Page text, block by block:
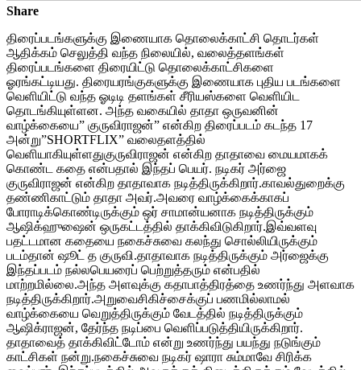
Share
திரைப்படங்களுக்கு இணையாக தொலைக்காட்சி தொடர்கள்
ஆதிக்கம் செலுத்தி வந்த நிலையில், வலைத்தளங்கள்
திரைப்படங்களை திரையிட்டு தொலைக்காட்சிகளை
ஓரங்கட்டியது. திரையரங்குகளுக்கு இணையாக புதிய படங்களை
வெளியிட்டு வந்த ஓடிடி தளங்கள் சீரியஸ்களை வெளியிட
தொடங்கியுள்ளன. அந்த வகையில் தாதா ஒருவனின்
வாழ்க்கையை” குருவிராஜன்” என்கிற திரைப்படம் கடந்த 17
அன்று”SHORTFLIX” வலைதளத்தில்
வெளியாகியுள்ளதுகுருவிராஜன் என்கிற தாதாவை மையமாகக்
கொண்ட கதை என்பதால் இந்தப் பெயர். நடிகர் அர்ஜை
குருவிராஜன் என்கிற தாதாவாக நடித்திருக்கிறார்.காவல்துறைக்கு
தண்ணிகாட்டும் தாதா அவர்.அவரை வாழ்க்கைக்காகப்
போராடிக்கொண்டிருக்கும் ஒர் சாமான்யனாக நடித்திருக்கும்
ஆஷிக்ஹுஷைன் ஒருகட்டத்தில் தாக்கிவிடுகிறார்.இவ்வளவு
பதட்டமான கதையை நகைச்சுவை கலந்து சொல்லியிருக்கும்
படம்தான் ஷூட் த குருவி.தாதாவாக நடித்திருக்கும் அர்ஜைக்கு
இந்தப்படம் நல்லபெயரைப் பெற்றுத்தரும் என்பதில்
மாற்றமில்லை.அந்த அளவுக்கு கதாபாத்திரத்தை உணர்ந்து அளவாக
நடித்திருக்கிறார்.அறுவைசிகிச்சைக்குப் பணமில்லாமல்
வாழ்க்கையை வெறுத்திருக்கும் வேடத்தில் நடித்திருக்கும்
ஆஷிக்ராஜன், தேர்ந்த நடிப்பை வெளிப்படுத்தியிருக்கிறார்.
தாதாவைத் தாக்கிவிட்டோம் என்று உணர்ந்து பயந்து நடுங்கும்
காட்சிகள் நன்று.நகைச்சுவை நடிகர் ஷாரா சும்மாவே சிரிக்க